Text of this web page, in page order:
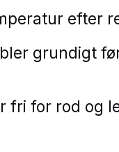
efter
grundigt
fri for rod og